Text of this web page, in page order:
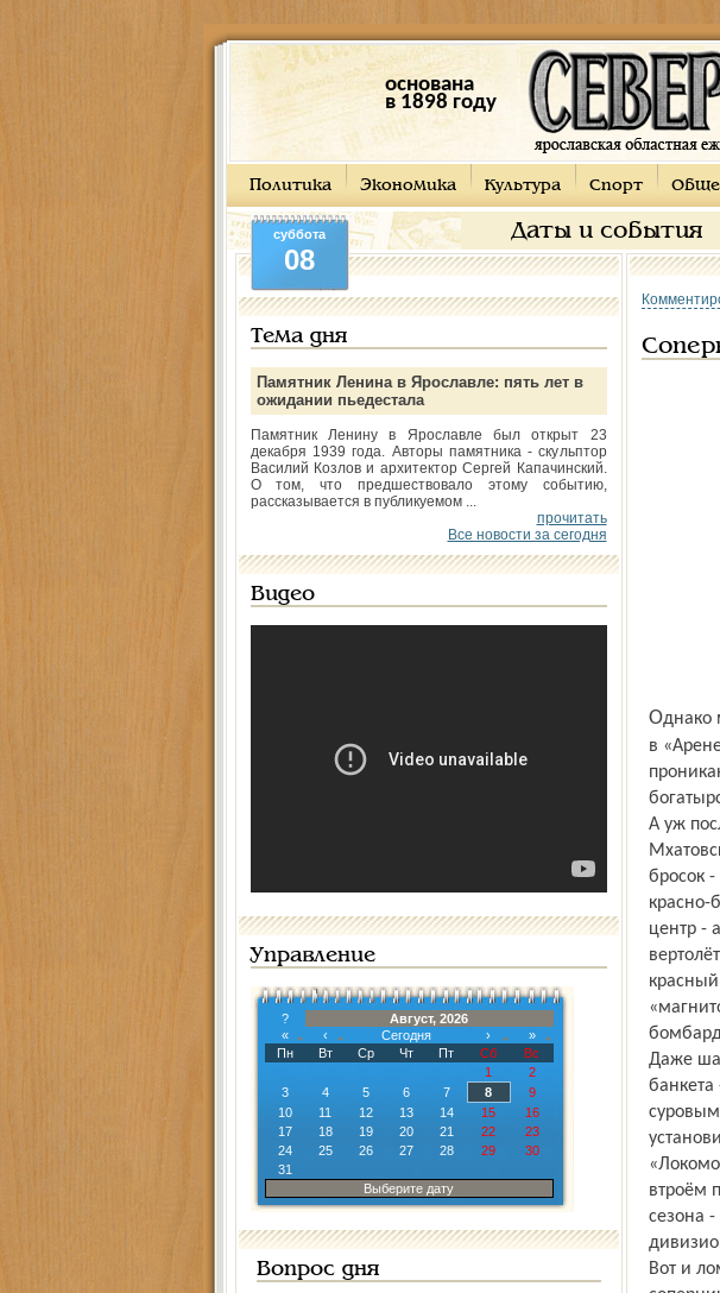
основана
в 1898 году
Политика Экономика Культура Спорт
Даты и события
суббота
08
Тема дня
Памятник Ленина в Ярославле: пять лет в
ожидании пьедестала
Памятник Ленину в Ярославле был открыт 23
декабря 1939 года. Авторы памятника - скульптор
Василий Козлов и архитектор Сергей Капачинский.
О том, что предшествовало этому событию,
рассказывается в публикуемом ...
прочитать
Все новости за сегодня
Видео
Управление
?
Август, 2026
«
‹ Сегодня ›
»
Пн
Вт Ср Чт Пт Сб
Вс
1
2
3
4 5 6 7 8
9
10
11 12 13 14 15
16
17
18 19 20 21 22
23
24
25 26 27 28 29
30
31
Выберите дату
Вопрос дня
Однако музыка на гостевой стороне улицы играла настолько недолго, что болельщики
в
А уж
бросок
красно-
центр -
Даже
втроём
сезона
Вот и